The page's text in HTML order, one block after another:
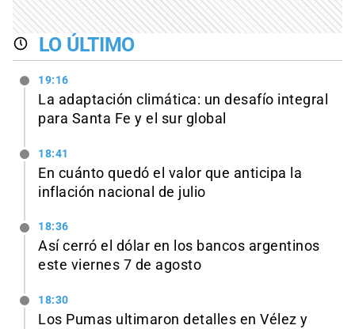
LO ÚLTIMO
19:16
La adaptación climática: un desafío integral
para Santa Fe y el sur global
18:41
En cuánto quedó el valor que anticipa la
inflación nacional de julio
18:36
Así cerró el dólar en los bancos argentinos
este viernes 7 de agosto
18:30
Los Pumas ultimaron detalles en Vélez y